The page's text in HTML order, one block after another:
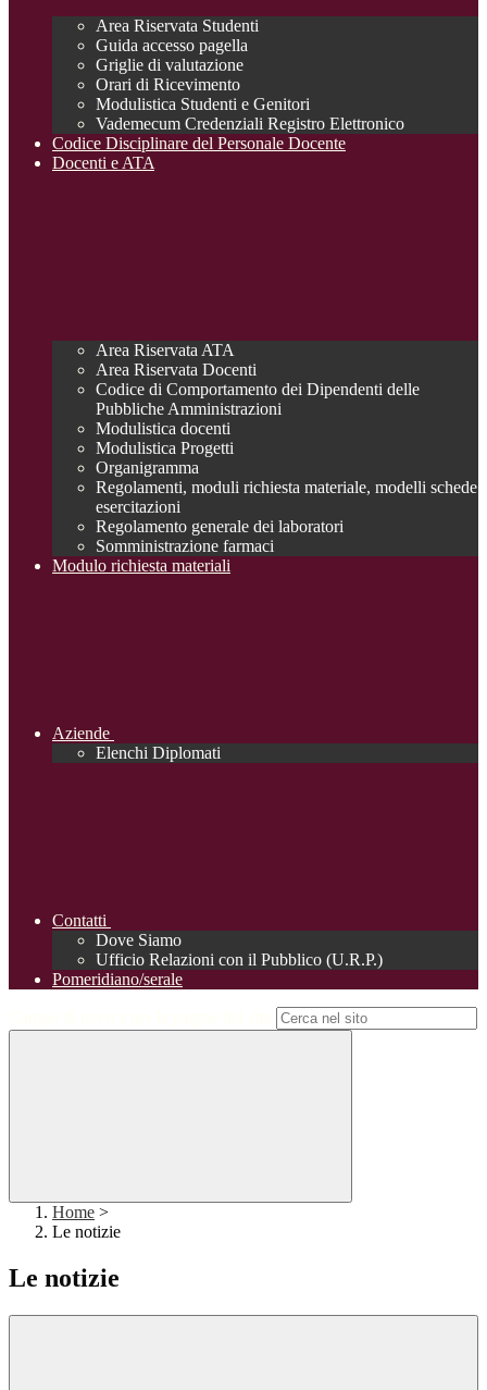
Area Riservata Studenti
Guida accesso pagella
Griglie di valutazione
Orari di Ricevimento
Modulistica Studenti e Genitori
Vademecum Credenziali Registro Elettronico
Codice Disciplinare del Personale Docente
Docenti e ATA
Area Riservata ATA
Area Riservata Docenti
Codice di Comportamento dei Dipendenti delle
Pubbliche Amministrazioni
Modulistica docenti
Modulistica Progetti
Organigramma
Regolamenti, moduli richiesta materiale, modelli schede
esercitazioni
Regolamento generale dei laboratori
Somministrazione farmaci
Modulo richiesta materiali
Aziende
Elenchi Diplomati
Contatti
Dove Siamo
Ufficio Relazioni con il Pubblico (U.R.P.)
Pomeridiano/serale
Home >
Le notizie
Le notizie